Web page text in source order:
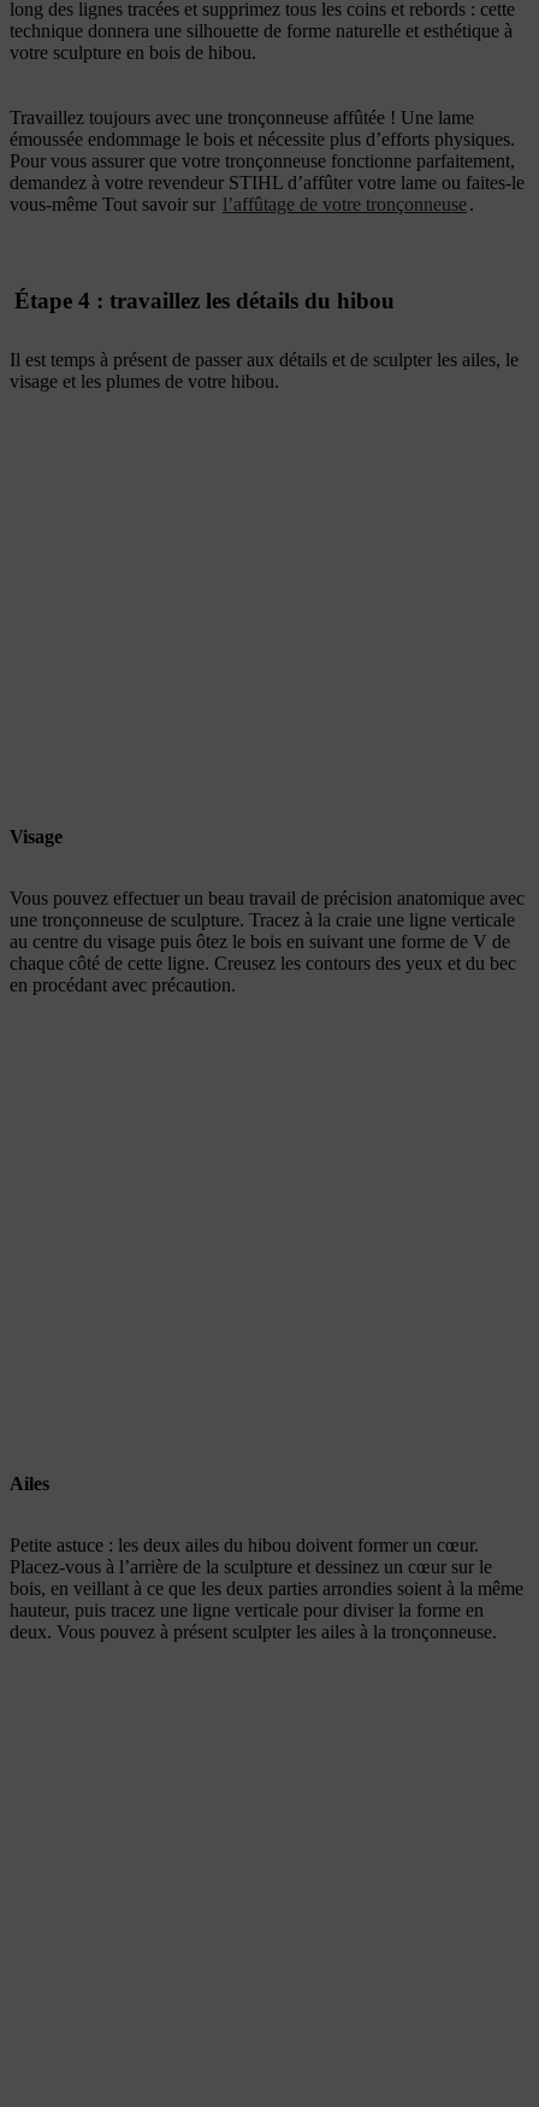
long des lignes tracées et supprimez tous les coins et rebords : cette
technique donnera une silhouette de forme naturelle et esthétique à
votre sculpture en bois de hibou.
Travaillez toujours avec une tronçonneuse affûtée ! Une lame
émoussée endommage le bois et nécessite plus d’efforts physiques.
Pour vous assurer que votre tronçonneuse fonctionne parfaitement,
demandez à votre revendeur STIHL d’affûter votre lame ou faites-le
vous-même Tout savoir sur l’affûtage de votre tronçonneuse.
Étape 4 : travaillez les détails du hibou
Il est temps à présent de passer aux détails et de sculpter les ailes, le
visage et les plumes de votre hibou.
Visage
Vous pouvez effectuer un beau travail de précision anatomique avec
une tronçonneuse de sculpture. Tracez à la craie une ligne verticale
au centre du visage puis ôtez le bois en suivant une forme de V de
chaque côté de cette ligne. Creusez les contours des yeux et du bec
en procédant avec précaution.
Ailes
Petite astuce : les deux ailes du hibou doivent former un cœur.
Placez-vous à l’arrière de la sculpture et dessinez un cœur sur le
bois, en veillant à ce que les deux parties arrondies soient à la même
hauteur, puis tracez une ligne verticale pour diviser la forme en
deux. Vous pouvez à présent sculpter les ailes à la tronçonneuse.